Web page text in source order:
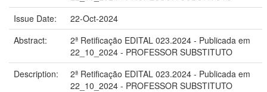
Issue Date:
22-Oct-2024
Abstract:
2ª Retificação EDITAL 023.2024 - Publicada em
22_10_2024 - PROFESSOR SUBSTITUTO
Description:
2ª Retificação EDITAL 023.2024 - Publicada em
22_10_2024 - PROFESSOR SUBSTITUTO